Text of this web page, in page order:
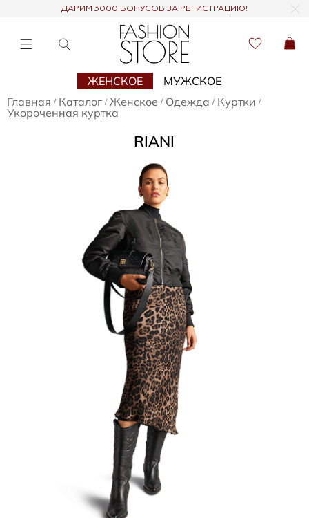
ДАРИМ 3000 БОНУСОВ ЗА РЕГИСТРАЦИЮ!
ЖЕНСКОЕ
МУЖСКОЕ
Главная / Каталог / Женское / Одежда / Куртки /
Укороченная куртка
RIANI